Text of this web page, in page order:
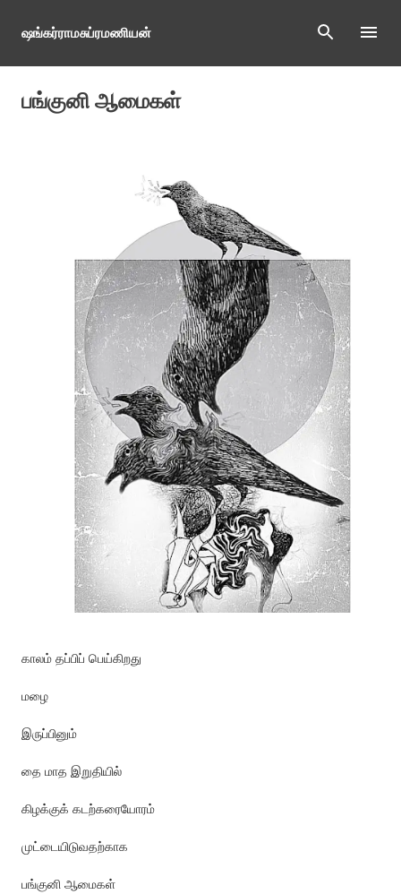
Skip to main content
ஷங்கர்ராமசுப்ரமணியன்
பங்குனி ஆமைகள்
காலம் தப்பிப் பெய்கிறது
மழை
இருப்பினும்
தை மாத இறுதியில்
கிழக்குக் கடற்கரையோரம்
முட்டையிடுவதற்காக
பங்குனி ஆமைகள்